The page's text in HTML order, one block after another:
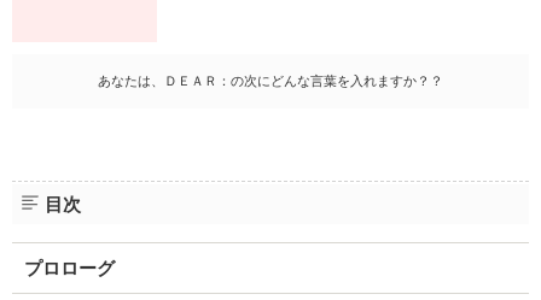
あなたは、ＤＥＡＲ：の次にどんな言葉を入れますか？？
目次
プロローグ